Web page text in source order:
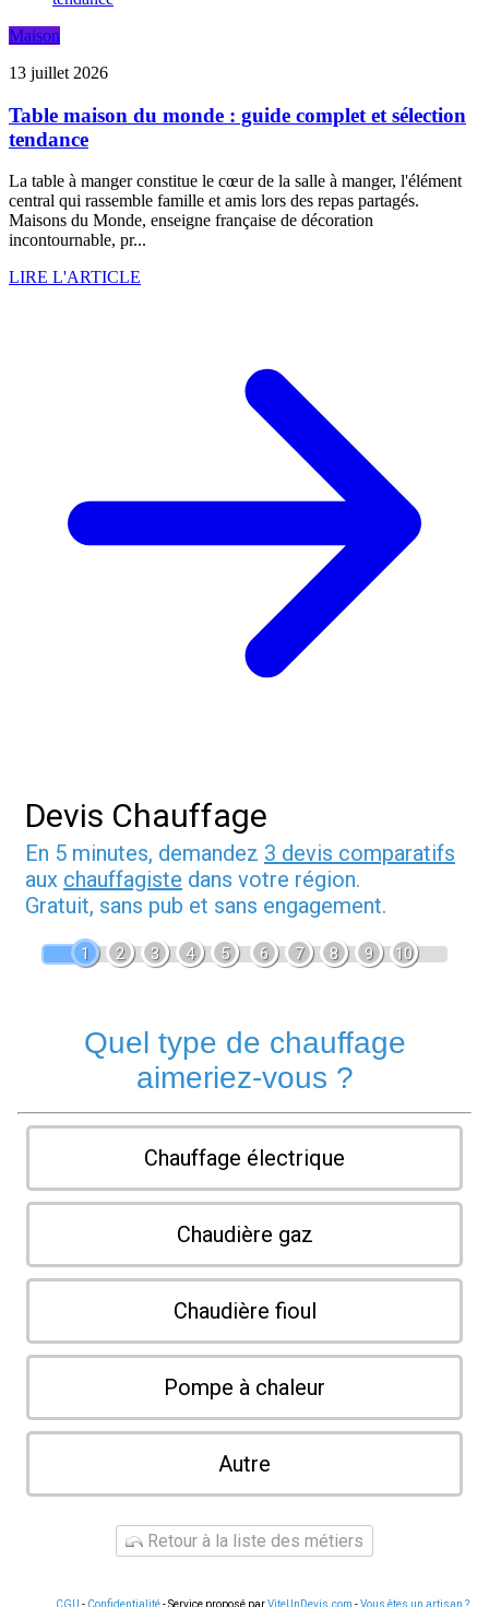
Maison
13 juillet 2026
Table maison du monde : guide complet et sélection
tendance
La table à manger constitue le cœur de la salle à manger, l'élément
central qui rassemble famille et amis lors des repas partagés.
Maisons du Monde, enseigne française de décoration
incontournable, pr...
LIRE L'ARTICLE
Devis Chauffage
En 5 minutes, demandez 3 devis comparatifs
aux chauffagiste dans votre région.
Gratuit, sans pub et sans engagement.
1 2 3 4 5 6 7 8 9 10
Quel type de chauffage
aimeriez-vous ?
Chauffage électrique
Chaudière gaz
Chaudière fioul
Pompe à chaleur
Autre
Retour à la liste des métiers